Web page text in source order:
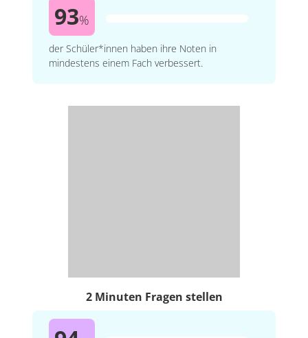
93%
der Schüler*innen haben ihre Noten in
mindestens einem Fach verbessert.
2 Minuten Fragen stellen